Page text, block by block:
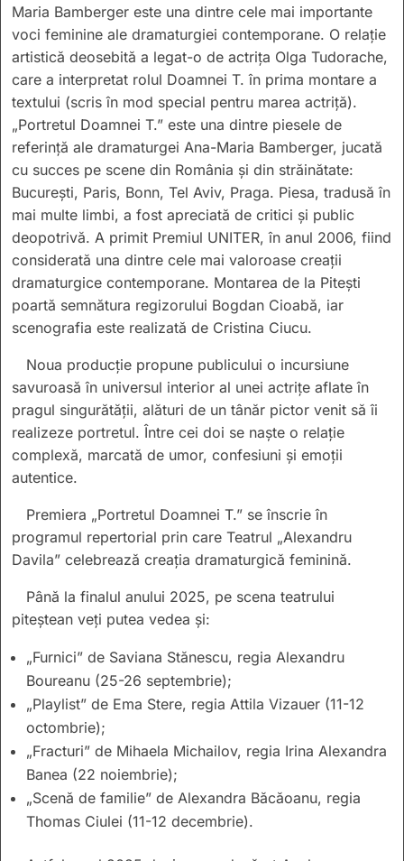
Maria Bamberger este una dintre cele mai importante
voci feminine ale dramaturgiei contemporane. O relație
artistică deosebită a legat-o de actrița Olga Tudorache,
care a interpretat rolul Doamnei T. în prima montare a
textului (scris în mod special pentru marea actriță).
„Portretul Doamnei T.” este una dintre piesele de
referință ale dramaturgei Ana-Maria Bamberger, jucată
cu succes pe scene din România și din străinătate:
București, Paris, Bonn, Tel Aviv, Praga. Piesa, tradusă în
mai multe limbi, a fost apreciată de critici și public
deopotrivă. A primit Premiul UNITER, în anul 2006, fiind
considerată una dintre cele mai valoroase creații
dramaturgice contemporane. Montarea de la Pitești
poartă semnătura regizorului Bogdan Cioabă, iar
scenografia este realizată de Cristina Ciucu.
Noua producție propune publicului o incursiune
savuroasă în universul interior al unei actrițe aflate în
pragul singurătății, alături de un tânăr pictor venit să îi
realizeze portretul. Între cei doi se naște o relație
complexă, marcată de umor, confesiuni și emoții
autentice.
Premiera „Portretul Doamnei T.” se înscrie în
programul repertorial prin care Teatrul „Alexandru
Davila” celebrează creația dramaturgică feminină.
Până la finalul anului 2025, pe scena teatrului
piteștean veți putea vedea și:
„Furnici” de Saviana Stănescu, regia Alexandru
Boureanu (25-26 septembrie);
„Playlist” de Ema Stere, regia Attila Vizauer (11-12
octombrie);
„Fracturi” de Mihaela Michailov, regia Irina Alexandra
Banea (22 noiembrie);
„Scenă de familie” de Alexandra Băcăoanu, regia
Thomas Ciulei (11-12 decembrie).